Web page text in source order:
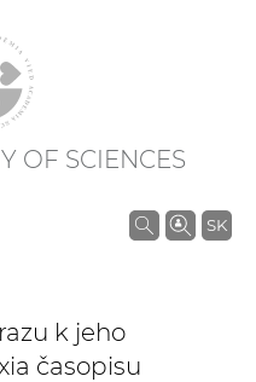
OF SCIENCES
SK
S
k jeho
časopisu